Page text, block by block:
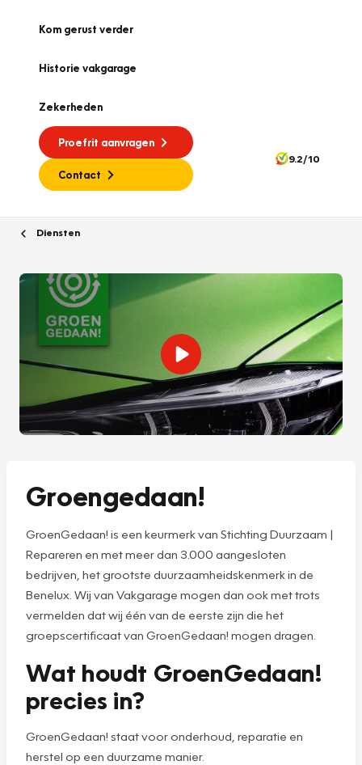
Kom gerust verder
Historie vakgarage
Zekerheden
Proefrit aanvragen
Contact
9.2/10
Diensten
Groengedaan!
GroenGedaan! is een keurmerk van Stichting Duurzaam |
Repareren en met meer dan 3.000 aangesloten
bedrijven, het grootste duurzaamheidskenmerk in de
Benelux. Wij van Vakgarage mogen dan ook met trots
vermelden dat wij één van de eerste zijn die het
groepscertificaat van GroenGedaan! mogen dragen.
Wat houdt GroenGedaan!
precies in?
GroenGedaan! staat voor onderhoud, reparatie en
herstel op een duurzame manier.